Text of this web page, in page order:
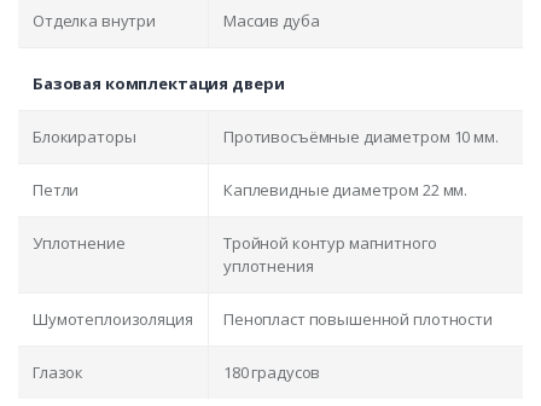
Отделка внутри Массив дуба
Базовая комплектация двери
Блокираторы Противосъёмные диаметром 10 мм.
Петли Каплевидные диаметром 22 мм.
Уплотнение
Тройной контур магнитного
уплотнения
Шумотеплоизоляция Пенопласт повышенной плотности
Глазок 180 градусов